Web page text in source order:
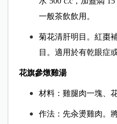
一般茶飲飲用。
菊花清肝明目。紅棗
目。適用於有乾眼症
花旗參燉雞湯
材料：雞腿肉一塊、
作法：先汆燙雞肉。